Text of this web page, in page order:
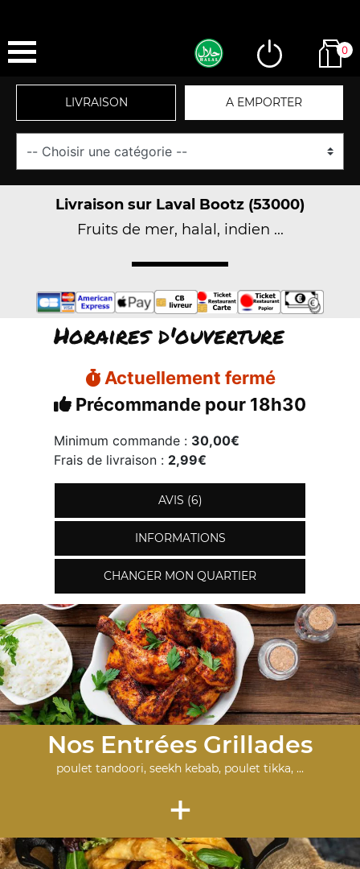
0
LIVRAISON A EMPORTER
Livraison sur Laval Bootz (53000)
Fruits de mer, halal, indien ...
Horaires d'ouverture
Actuellement fermé
Précommande pour 18h30
Minimum commande : 30,00€
Frais de livraison : 2,99€
AVIS (6)
INFORMATIONS
CHANGER MON QUARTIER
Nos Entrées Grillades
poulet tandoori, seekh kebab, poulet tikka, ...
+